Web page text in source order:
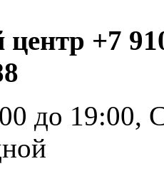
+7
до 19:00,